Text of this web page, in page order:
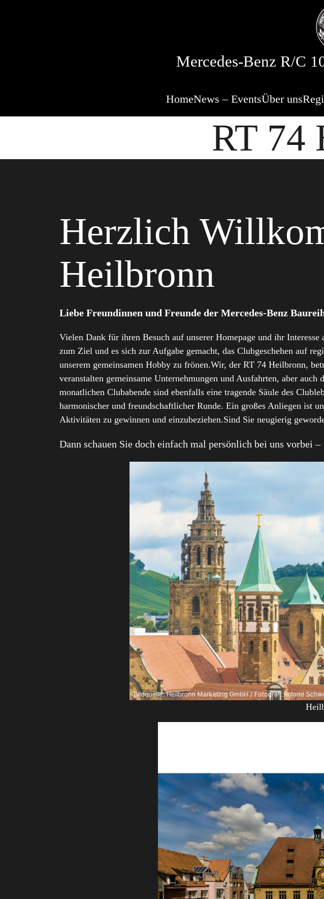
Mercedes-Benz R/C
HomeNews – EventsÜber uns
RT 74
Herzlich
Heilbronn
Liebe Freundinnen und Freunde der Mercedes-Benz
Vielen Dank für ihren Besuch auf unserer Homepage und ihr
zum Ziel und es sich zur Aufgabe gemacht, das Clubgeschehen auf
unserem gemeinsamen Hobby zu frönen.Wir, der RT 74 Heilbronn,
veranstalten gemeinsame Unternehmungen und Ausfahrten, aber
monatlichen Clubabende sind ebenfalls eine tragende Säule des
harmonischer und freundschaftlicher Runde. Ein großes Anliegen ist
Aktivitäten zu gewinnen und einzubeziehen.Sind Sie neugierig
Dann schauen Sie doch einfach mal persönlich bei uns vorbei